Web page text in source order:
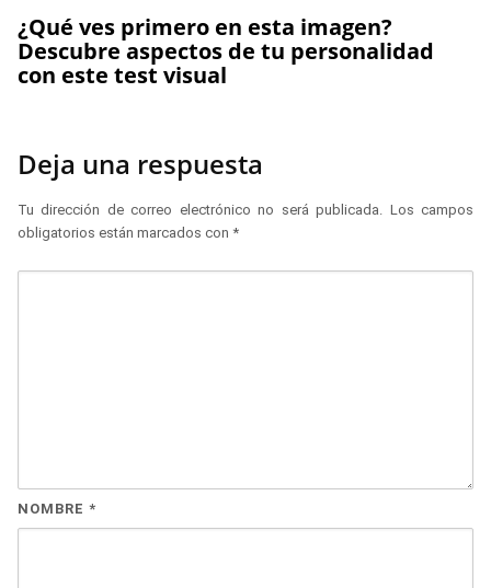
¿Qué ves primero en esta imagen?
Descubre aspectos de tu personalidad
con este test visual
Deja una respuesta
Tu dirección de correo electrónico no será publicada.
Los campos
obligatorios están marcados con *
NOMBRE *